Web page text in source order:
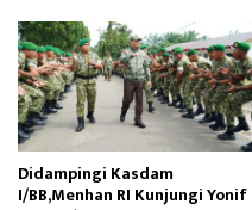
Didampingi Kasdam
I/BB,Menhan RI Kunjungi Yonif